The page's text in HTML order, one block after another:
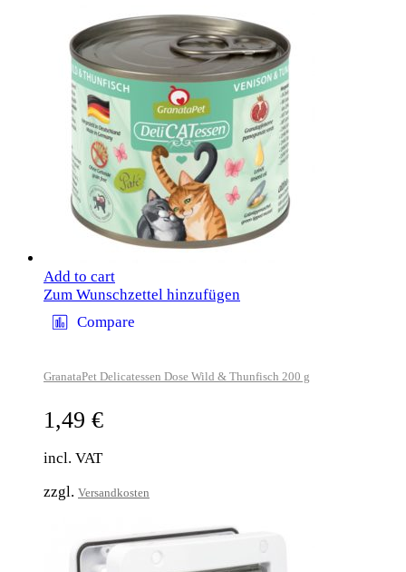
Add to cart
Zum Wunschzettel hinzufügen
Compare
GranataPet Delicatessen Dose Wild & Thunfisch 200 g
1,49 €
incl. VAT
zzgl. Versandkosten